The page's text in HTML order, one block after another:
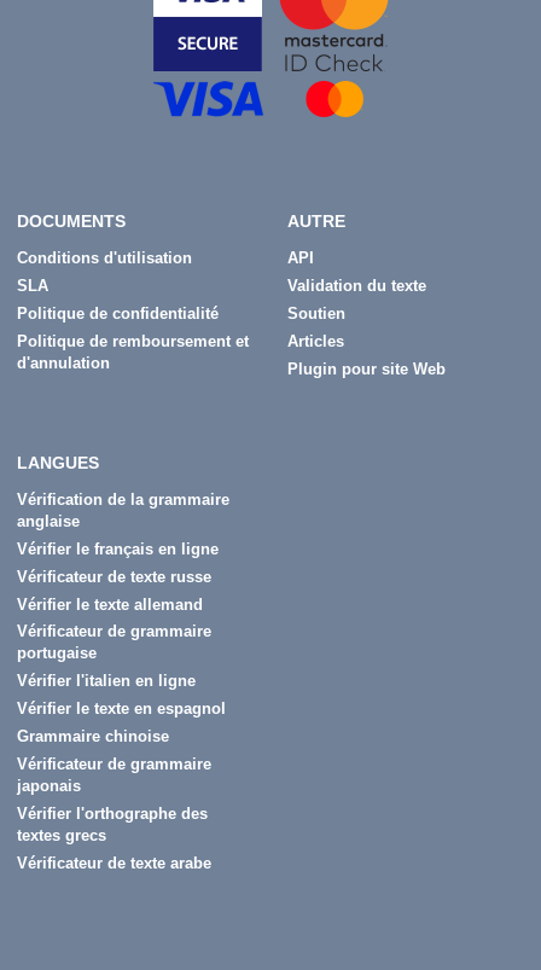
DOCUMENTS
Conditions d'utilisation
SLA
Politique de confidentialité
Politique de remboursement et
d'annulation
AUTRE
API
Validation du texte
Soutien
Articles
Plugin pour site Web
LANGUES
Vérification de la grammaire
anglaise
Vérifier le français en ligne
Vérificateur de texte russe
Vérifier le texte allemand
Vérificateur de grammaire
portugaise
Vérifier l'italien en ligne
Vérifier le texte en espagnol
Grammaire chinoise
Vérificateur de grammaire
japonais
Vérifier l'orthographe des
textes grecs
Vérificateur de texte arabe